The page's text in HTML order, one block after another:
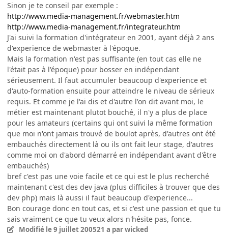
Sinon je te conseil par exemple :
http://www.media-management.fr/webmaster.htm
http://www.media-management.fr/integrateur.htm
J'ai suivi la formation d'intégrateur en 2001, ayant déjà 2 ans
d'experience de webmaster à l'époque.
Mais la formation n'est pas suffisante (en tout cas elle ne
l'était pas à l'époque) pour bosser en indépendant
sérieusement. Il faut accumuler beaucoup d'experience et
d'auto-formation ensuite pour atteindre le niveau de sérieux
requis. Et comme je l'ai dis et d'autre l'on dit avant moi, le
métier est maintenant plutot bouché, il n'y a plus de place
pour les amateurs (certains qui ont suivi la même formation
que moi n'ont jamais trouvé de boulot après, d'autres ont été
embauchés directement là ou ils ont fait leur stage, d'autres
comme moi on d'abord démarré en indépendant avant d'être
embauchés)
bref c'est pas une voie facile et ce qui est le plus recherché
maintenant c'est des dev java (plus difficiles à trouver que des
dev php) mais là aussi il faut beaucoup d'experience...
Bon courage donc en tout cas, et si c'est une passion et que tu
sais vraiment ce que tu veux alors n'hésite pas, fonce.
Modifié le 9 juillet 200521 a par wicked